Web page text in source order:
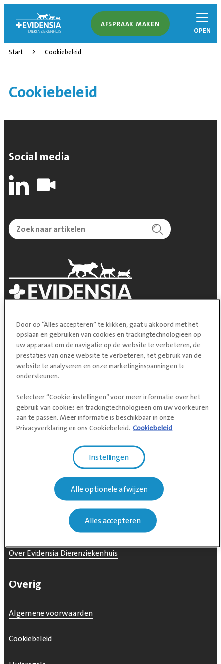
AFSPRAAK MAKEN
OPEN
Start Cookiebeleid
Cookiebeleid
Social media
Navigeer naar
Afspraak maken
Locaties
Disciplineoverzicht
Over Evidensia Dierenziekenhuis
Overig
Algemene voorwaarden
Cookiebeleid
Door op “Alles accepteren” te klikken, gaat u akkoord met het
opslaan en gebruiken van cookies en trackingtechnologieën op
uw apparaat om de navigatie op de website te verbeteren, de
prestaties van onze website te verbeteren, het gebruik van de
website te analyseren en onze marketinginspanningen te
ondersteunen.
Selecteer “Cookie-instellingen” voor meer informatie over het
gebruik van cookies en trackingtechnologieën om uw voorkeuren
aan te passen. Meer informatie is beschikbaar in onze
Privacyverklaring en ons Cookiebeleid. Cookiebeleid
Instellingen
Alle optionele afwijzen
Alles accepteren